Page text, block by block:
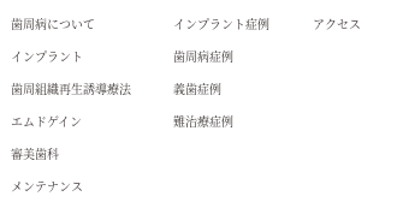
歯周病について
インプラント
歯周組織再生誘導療法
エムドゲイン
審美歯科
メンテナンス
インプラント症例
歯周病症例
義歯症例
難治療症例
アクセス